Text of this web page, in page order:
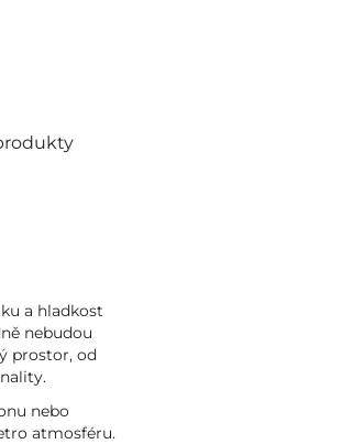
a hladkost
nebudou
prostor, od
nebo
atmosféru.